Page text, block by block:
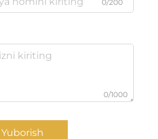
0/200
0/1000
Yuborish